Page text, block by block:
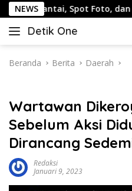
Langsung
ke
konten
NEWS
Spot Foto, dan Rekomendasi
Detik One
Tajam
Fakta
Beranda Berita Daerah
Wartawan
Sebelum Aksi
Dirancang
Redaksi
Januari 9, 2023